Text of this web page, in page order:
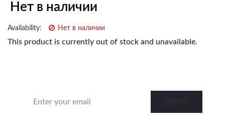
Нет в наличии
Availability: Нет в наличии
This product is currently out of stock and unavailable.